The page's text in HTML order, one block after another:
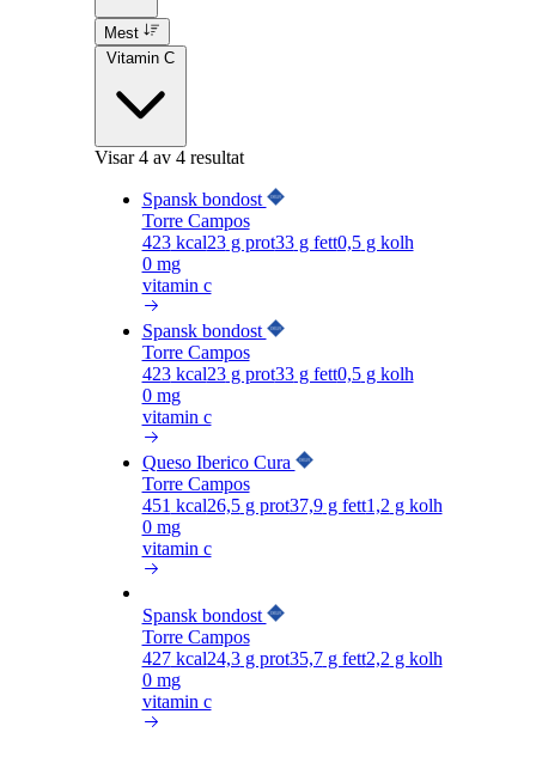
Mest
Vitamin C
Visar4av 4 resultat
Spansk bondost
Torre Campos
423kcal23g prot33g fett0,5g kolh
0 mg
vitamin c
Spansk bondost
Torre Campos
423kcal23g prot33g fett0,5g kolh
0 mg
vitamin c
Queso Iberico Cura
Torre Campos
451 kcal26,5g prot37,9g fett1,2 g kolh
0 mg
vitamin c
Spansk bondost
Torre Campos
427kcal24,3g prot35,7g fett2,2 g kolh
0 mg
vitamin c